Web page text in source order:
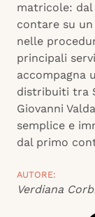
matricole:
contare su
nelle
principali
accompagna
distribuiti tra
Giovanni
semplice e
dal primo
AUTORE:
Verdiana